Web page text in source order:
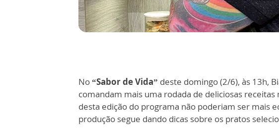
No“Sabor de Vida” deste domingo (2/6), às 13h,
comandam mais uma rodada de deliciosas receitas
desta edição do programa não poderiam ser mais
produção segue dando dicas sobre os pratos